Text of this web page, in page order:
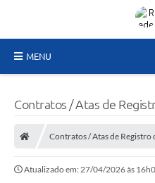
MENU
CONSELHOS MUNICIPAIS
CONTROLE INTERNO
Contratos / Atas de
Contratos / Atas de Registro
Atualizado em: 27/04/2026 às